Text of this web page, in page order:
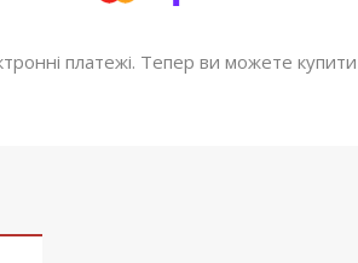
платежі. Тепер ви можете